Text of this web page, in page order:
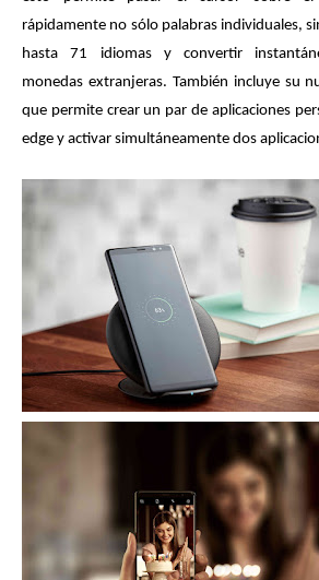
rápidamente no sólo palabras individuales,
hasta 71 idiomas y convertir
monedas extranjeras. También incluye su
que permite crear un par de aplicaciones
edge y activar simultáneamente dos